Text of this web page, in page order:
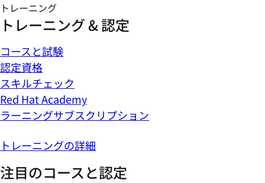
トレーニング
トレーニング & 認定
コースと試験
認定資格
スキルチェック
Red Hat Academy
ラーニングサブスクリプション
トレーニングの詳細
注目のコースと認定